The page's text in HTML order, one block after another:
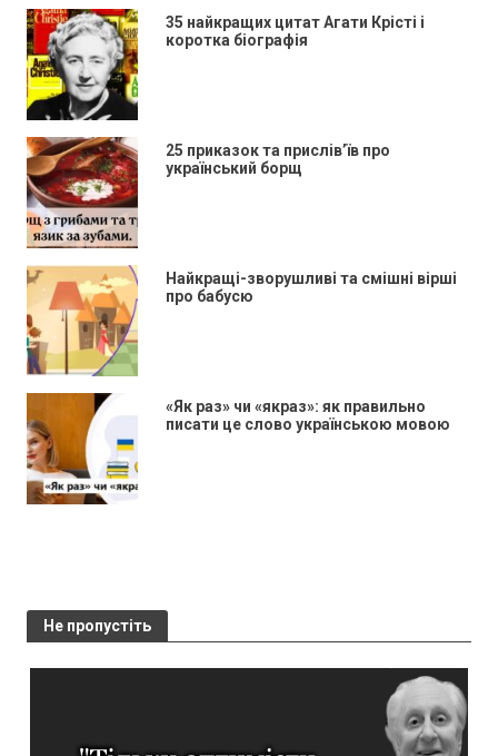
35 найкращих цитат Агати Крісті і
коротка біографія
25 приказок та прислів’їв про
український борщ
Найкращі-зворушливі та смішні вірші
про бабусю
«Як раз» чи «якраз»: як правильно
писати це слово українською мовою
Не пропустіть